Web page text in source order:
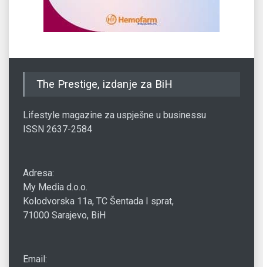
The Prestige, izdanje za BiH
Lifestyle magazine za uspješne u businessu
ISSN 2637-2584
Adresa:
My Media d.o.o.
Kolodvorska 11a, TC Šentada I sprat,
71000 Sarajevo, BiH
Email: